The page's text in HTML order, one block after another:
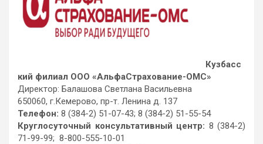
Кузбасс
кий филиал ООО «АльфаСтрахование-ОМС»
Директор: Балашова Светлана Васильевна
650060, г.Кемерово, пр-т. Ленина д. 137
Телефон: 8 (384-2) 51-07-43; 8 (384-2) 51-55-54
Круглосуточный консультативный центр: 8 (384-2)
71-99-99; 8-800-555-10-01